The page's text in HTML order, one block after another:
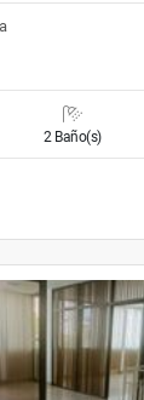
2 Baño(s)